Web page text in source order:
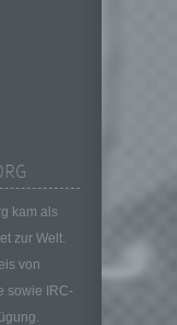
kam als
zur Welt.
von
sowie IRC-
Daten
spezifischen
werden
werden
werden.
Verarbeitung